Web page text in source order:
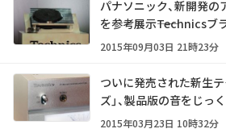
パナソニック、新開発
を参考展示――Technics
2015年09月03日 21時23分
ついに発売された新生
ズ」、製品版の音をじっ
2015年03月23日 10時32分